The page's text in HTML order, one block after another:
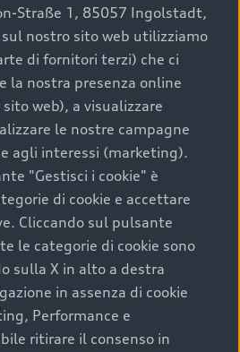
acquistare
Audi
è una decisione che coniuga
e sostenibilità. Per fare un
considerare aspetti
inclusa e l’affidabilità del
usata perfetta tramite Audi
Straße 1, 85057 Ingolstadt,
nostro sito web utilizziamo
di fornitori terzi) che ci
la nostra presenza online
web), a visualizzare
le nostre campagne
agli interessi (marketing).
"Gestisci i cookie" è
di cookie e accettare
Cliccando sul pulsante
le categorie di cookie sono
sulla X in alto a destra
in assenza di cookie
Performance e
ritirare il consenso in